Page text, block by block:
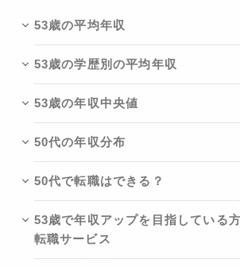
53歳の平均年収
53歳の学歴別の平均年収
53歳の年収中央値
50代の年収分布
50代で転職はできる？
53歳で年収アップを目指している
転職サービス